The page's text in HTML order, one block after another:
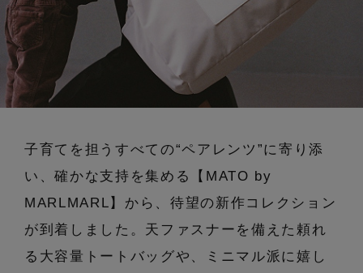
【リネン】涼しい夏素材
【CFCL】注目のPOP-UP
【雨の日】急な雨対策グッズ
【限定】ここでしか買えないアイテム
ウェア
すべてのウェア
ワンピース・チュニック
パンツ
シューズ
すべてのシューズ
サンダル
パンプス
スニーカー
バッグ・財布
すべてのバッグ・財布
カゴバッグ
ショルダーバッグ
ファッション小物
すべてのファッション小物
アクセサリー
すべてのアクセサリー
ランジェリー
カスタマーサポート
エル・ショップについて
お知らせ
よくあるご質問
子育てを担うすべての“ペアレンツ”に寄り添
い、確かな支持を集める【MATO by
MARLMARL】から、待望の新作コレクション
が到着しました。天ファスナーを備えた頼れ
る大容量トートバッグや、ミニマル派に嬉し